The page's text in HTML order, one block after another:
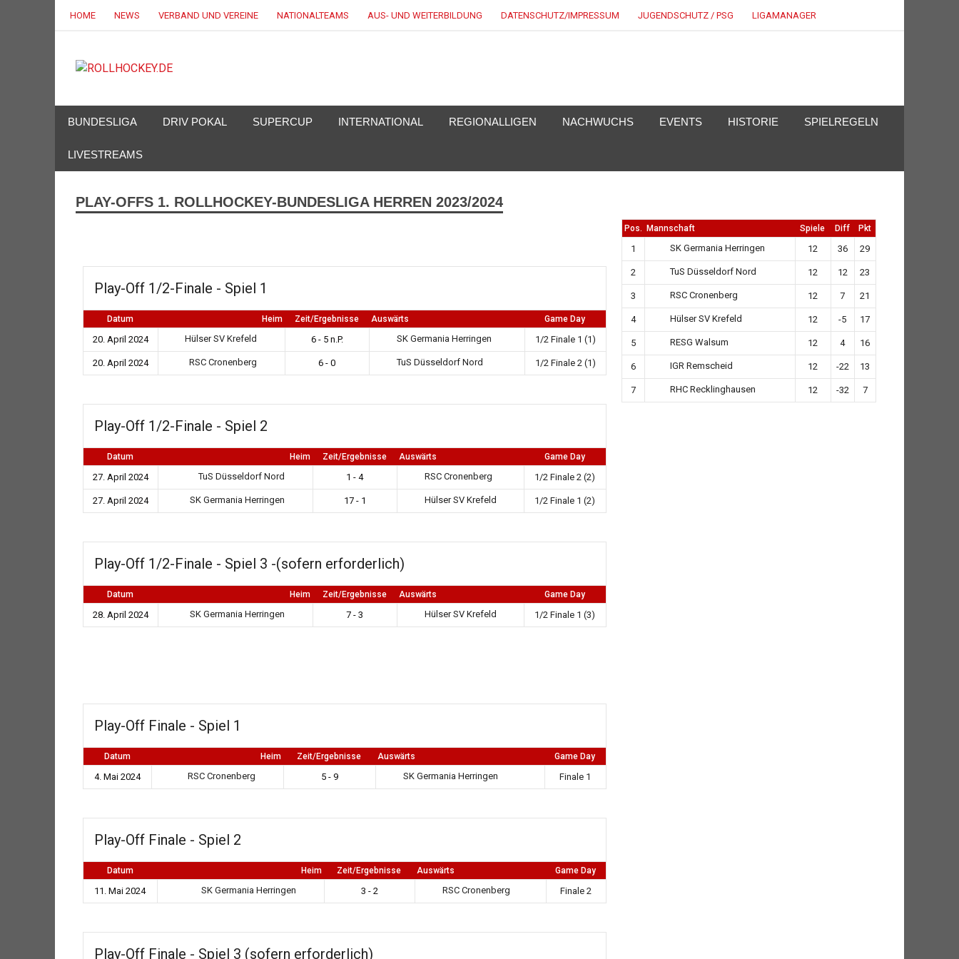
HOME NEWS VERBAND UND VEREINE NATIONALTEAMS AUS- UND WEITERBILDUNG DATENSCHUTZ/IMPRESSUM JUGENDSCHUTZ / PSG LIGAMANAGER
BUNDESLIGA DRIV POKAL SUPERCUP INTERNATIONAL REGIONALLIGEN NACHWUCHS EVENTS HISTORIE SPIELREGELN
LIVESTREAMS
PLAY-OFFS 1. ROLLHOCKEY-BUNDESLIGA HERREN 2023/2024
Play-Off 1/2-Finale - Spiel 1
Datum Heim Zeit/Ergebnisse Auswärts Game Day
20. April 2024 Hülser SV Krefeld 6 - 5 n.P. SK Germania Herringen 1/2 Finale 1 (1)
20. April 2024 RSC Cronenberg 6 - 0 TuS Düsseldorf Nord 1/2 Finale 2 (1)
Play-Off 1/2-Finale - Spiel 2
Datum Heim Zeit/Ergebnisse Auswärts Game Day
27. April 2024 TuS Düsseldorf Nord 1 - 4 RSC Cronenberg 1/2 Finale 2 (2)
27. April 2024 SK Germania Herringen 17 - 1 Hülser SV Krefeld 1/2 Finale 1 (2)
Play-Off 1/2-Finale - Spiel 3 -(sofern erforderlich)
Datum Heim Zeit/Ergebnisse Auswärts Game Day
28. April 2024 SK Germania Herringen 7 - 3 Hülser SV Krefeld 1/2 Finale 1 (3)
Play-Off Finale - Spiel 1
Datum Heim Zeit/Ergebnisse Auswärts Game Day
4. Mai 2024 RSC Cronenberg 5 - 9 SK Germania Herringen Finale 1
Play-Off Finale - Spiel 2
Datum Heim Zeit/Ergebnisse Auswärts Game Day
11. Mai 2024 SK Germania Herringen 3 - 2 RSC Cronenberg Finale 2
Play-Off Finale - Spiel 3 (sofern erforderlich)
Pos. Mannschaft Spiele Diff Pkt
1 SK Germania Herringen 12 36 29
2 TuS Düsseldorf Nord 12 12 23
3 RSC Cronenberg 12 7 21
4 Hülser SV Krefeld 12 -5 17
5 RESG Walsum 12 4 16
6 IGR Remscheid 12 -22 13
7 RHC Recklinghausen 12 -32 7